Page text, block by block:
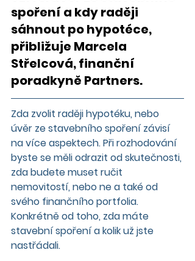
spoření a kdy raději
sáhnout po hypotéce,
přibližuje Marcela
Střelcová, finanční
poradkyně Partners.
Zda zvolit raději hypotéku, nebo
úvěr ze stavebního spoření závisí
na více aspektech. Při rozhodování
byste se měli odrazit od skutečnosti,
zda budete muset ručit
nemovitostí, nebo ne a také od
svého finančního portfolia.
Konkrétně od toho, zda máte
stavební spoření a kolik už jste
nastřádali.